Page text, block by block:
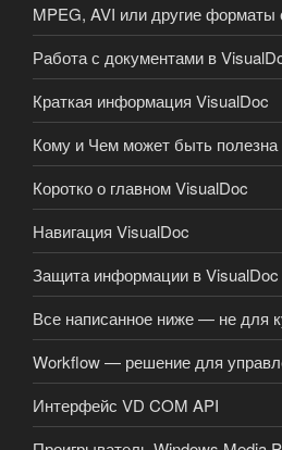
MPEG, AVI или другие форматы
Работа с документами в
Краткая информация VisualDoc
Кому и Чем может быть
Коротко о главном VisualDoc
Навигация VisualDoc
Защита информации в VisualDoc
Все написанное ниже — не для
Workflow — решение для
Интерфейс VD COM API